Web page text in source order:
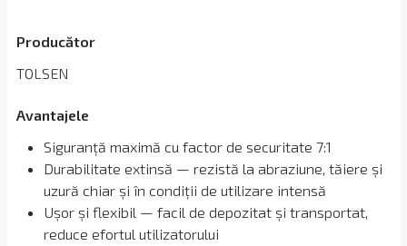
Producător
TOLSEN
Avantajele
Siguranță maximă cu factor de securitate 7:1
Durabilitate extinsă — rezistă la abraziune, tăiere și
uzură chiar și în condiții de utilizare intensă
Ușor și flexibil — facil de depozitat și transportat,
reduce efortul utilizatorului